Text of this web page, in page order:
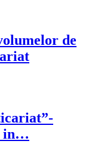
de
in…